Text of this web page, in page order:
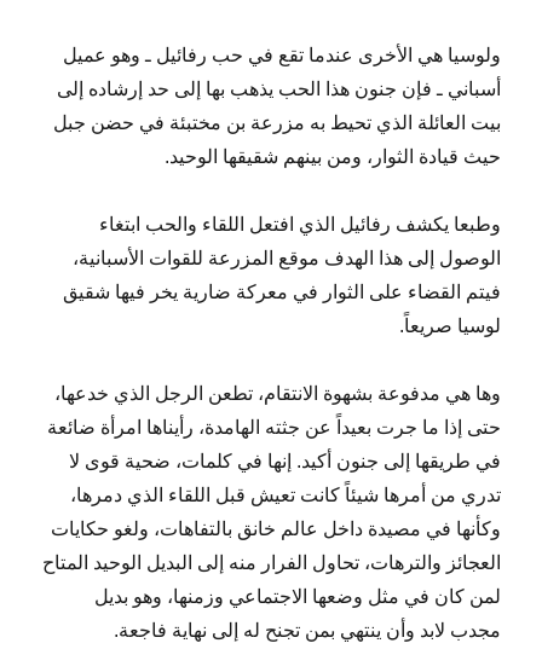
ولوسيا هي الأخرى عندما تقع في حب رفائيل ـ وهو عميل
أسباني ـ فإن جنون هذا الحب يذهب بها إلى حد إرشاده إلى
بيت العائلة الذي تحيط به مزرعة بن مختبئة في حضن جبل
حيث قيادة الثوار، ومن بينهم شقيقها الوحيد.
وطبعا يكشف رفائيل الذي افتعل اللقاء والحب ابتغاء
الوصول إلى هذا الهدف موقع المزرعة للقوات الأسبانية،
فيتم القضاء على الثوار في معركة ضارية يخر فيها شقيق
لوسيا صريعاً.
وها هي مدفوعة بشهوة الانتقام، تطعن الرجل الذي خدعها،
حتى إذا ما جرت بعيداً عن جثته الهامدة، رأيناها امرأة ضائعة
في طريقها إلى جنون أكيد. إنها في كلمات، ضحية قوى لا
تدري من أمرها شيئاً كانت تعيش قبل اللقاء الذي دمرها،
وكأنها في مصيدة داخل عالم خانق بالتفاهات، ولغو حكايات
العجائز والترهات، تحاول الفرار منه إلى البديل الوحيد المتاح
لمن كان في مثل وضعها الاجتماعي وزمنها، وهو بديل
مجدب لابد وأن ينتهي بمن تجنح له إلى نهاية فاجعة.